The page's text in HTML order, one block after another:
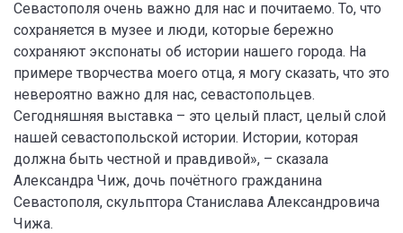
Севастополя очень важно для нас и почитаемо. То, что
сохраняется в музее и люди, которые бережно
сохраняют экспонаты об истории нашего города. На
примере творчества моего отца, я могу сказать, что это
невероятно важно для нас, севастопольцев.
Сегодняшняя выставка – это целый пласт, целый слой
нашей севастопольской истории. Истории, которая
должна быть честной и правдивой», – сказала
Александра Чиж, дочь почётного гражданина
Севастополя, скульптора Станислава Александровича
Чижа.